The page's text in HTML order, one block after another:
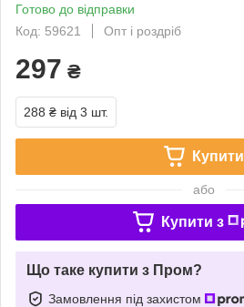
Готово до відправки
Код: 59621
Опт і роздріб
297 ₴
288 ₴ від 3 шт.
Купити
або
Купити з
Що таке купити з Пром?
Замовлення під захистом